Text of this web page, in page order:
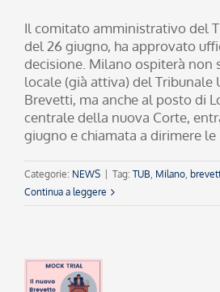
Il comitato amministrativo del
del 26 giugno, ha approvato
decisione. Milano ospiterà non
locale (già attiva) del Tribunale
Brevetti, ma anche al posto di
centrale della nuova Corte,
giugno e chiamata a dirimere
Categorie: NEWS Tag: TUB, Milano,
Continua a leggere